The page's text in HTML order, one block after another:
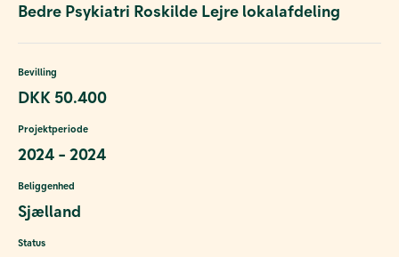
Bedre Psykiatri Roskilde Lejre lokalafdeling
Bevilling
DKK 50.400
Projektperiode
2024 - 2024
Beliggenhed
Sjælland
Status